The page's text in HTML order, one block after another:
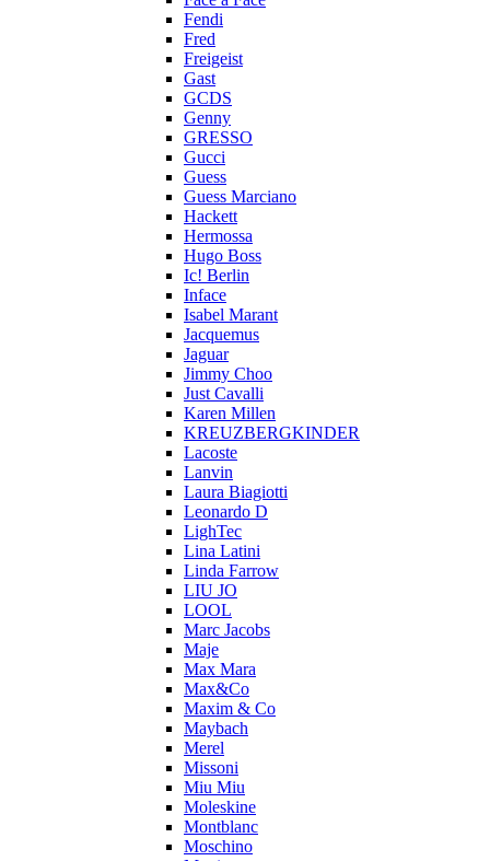
Fendi
Fred
Freigeist
Gast
GCDS
Genny
GRESSO
Gucci
Guess
Guess Marciano
Hackett
Hermossa
Hugo Boss
Ic! Berlin
Inface
Isabel Marant
Jacquemus
Jaguar
Jimmy Choo
Just Cavalli
Karen Millen
KREUZBERGKINDER
Lacoste
Lanvin
Laura Biagiotti
Leonardo D
LighTec
Lina Latini
Linda Farrow
LIU JO
LOOL
Marc Jacobs
Maje
Max Mara
Max&Co
Maxim & Co
Maybach
Merel
Missoni
Miu Miu
Moleskine
Montblanc
Moschino